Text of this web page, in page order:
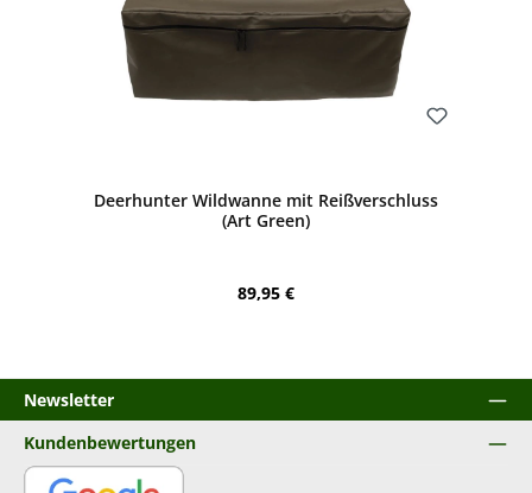
Deerhunter Wildwanne mit Reißverschluss
(Art Green)
Regulärer Preis:
89,95 €
Newsletter
Kundenbewertungen